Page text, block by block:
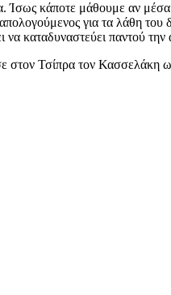
Ίσως κάποτε μάθουμε αν
για τα λάθη
καταδυναστεύει παντού την
στον Τσίπρα τον Κασσελάκη